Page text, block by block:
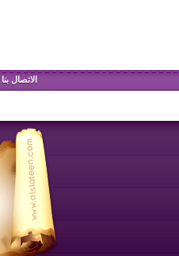
الاتصال بنا